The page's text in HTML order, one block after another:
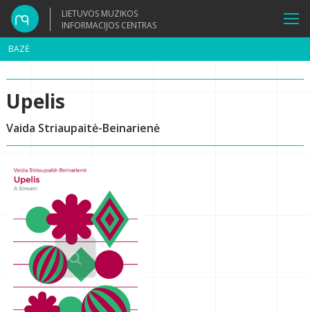
LIETUVOS MUZIKOS
INFORMACIJOS CENTRAS
BAZĖ
Upelis
Vaida Striaupaitė-Beinarienė